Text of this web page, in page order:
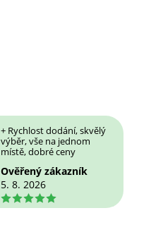
+ Rychlost dodání, skvělý
výběr, vše na jednom
místě, dobré ceny
Ověřený zákazník
5. 8. 2026
5